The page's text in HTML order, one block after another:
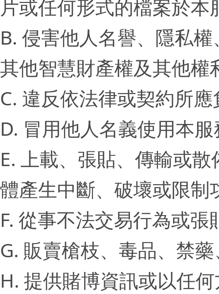
片或任何形式的檔案於本
B. 侵害他人名譽、隱私
其他智慧財產權及其他權
C. 違反依法律或契約所
D. 冒用他人名義使用本
E. 上載、張貼、傳輸或
體產生中斷、破壞或限
F. 從事不法交易行為或
G. 販賣槍枝、毒品、禁
H. 提供賭博資訊或以任